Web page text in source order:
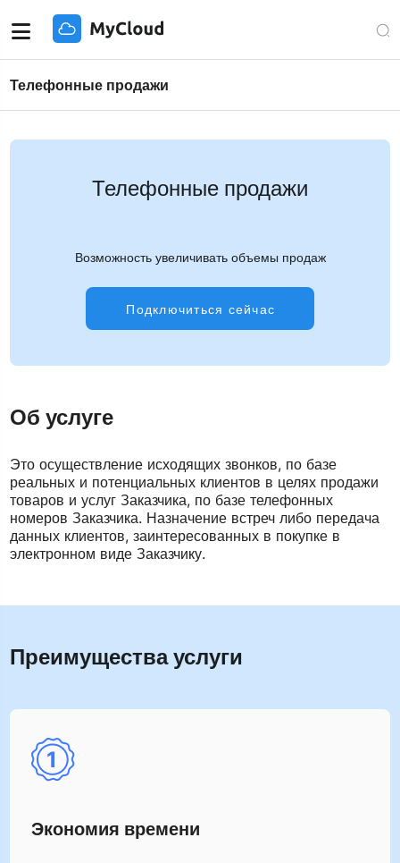
Телефонные продажи
Телефонные продажи
Возможность увеличивать объемы продаж
Подключиться сейчас
Об услуге
Это осуществление исходящих звонков, по базе
реальных и потенциальных клиентов в целях продажи
товаров и услуг Заказчика, по базе телефонных
номеров Заказчика. Назначение встреч либо передача
данных клиентов, заинтересованных в покупке в
электронном виде Заказчику.
Преимущества услуги
Экономия времени